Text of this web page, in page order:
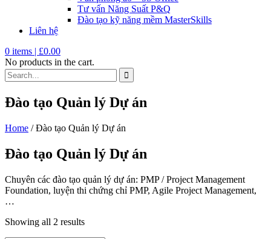
Tư vấn Năng Suất P&Q
Đào tạo kỹ năng mềm MasterSkills
Liên hệ
0 items | £0.00
No products in the cart.
Đào tạo Quản lý Dự án
Home / Đào tạo Quản lý Dự án
Đào tạo Quản lý Dự án
Chuyên các đào tạo quản lý dự án: PMP / Project Management
Foundation, luyện thi chứng chỉ PMP, Agile Project Management,
…
Showing all 2 results